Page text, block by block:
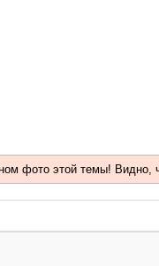
фото этой темы! Видно,